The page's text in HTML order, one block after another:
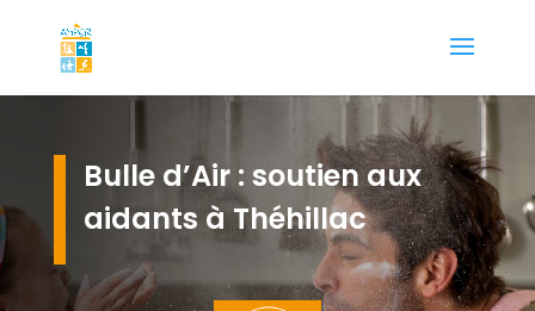
Bulle d’Air : soutien aux
aidants à Théhillac